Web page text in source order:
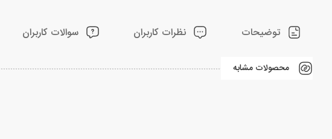
توضیحات نظرات کاربران سوالات کاربران
محصولات مشابه